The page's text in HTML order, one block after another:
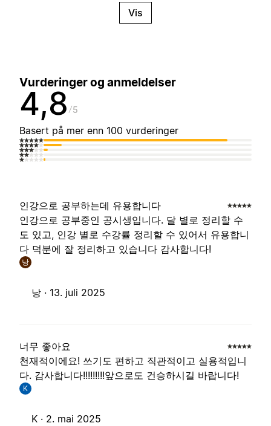
Vis
Vurderinger og anmeldelser
4,8 5
Basert på mer enn 100 vurderinger
인강으로 공부하는데 유용합니다
인강으로 공부중인 공시생입니다. 달 별로 정리할 수
도 있고, 인강 별로 수강률 정리할 수 있어서 유용합니
다 덕분에 잘 정리하고 있습니다 감사합니다!
낭
낭 · 13. juli 2025
너무 좋아요
천재적이에요! 쓰기도 편하고 직관적이고 실용적입니
다. 감사합니다!!!!!!!!!앞으로도 건승하시길 바랍니다!
K
K · 2. mai 2025